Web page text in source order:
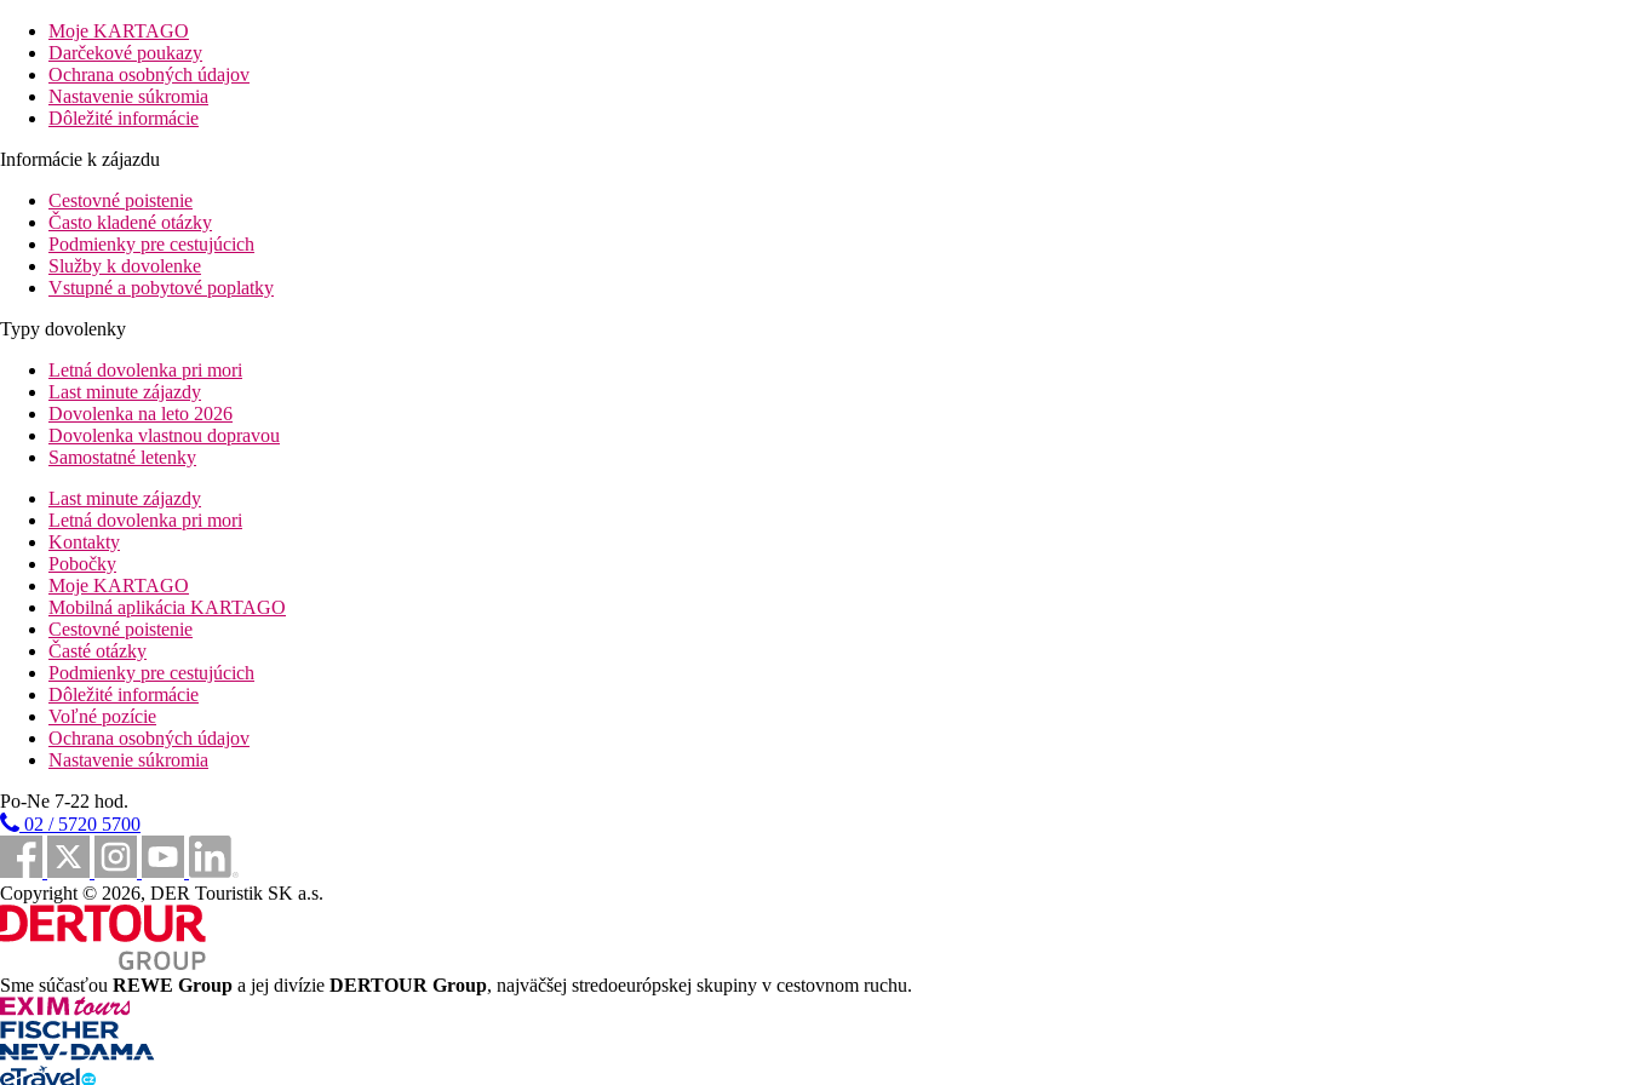
pláže: 0 mu pláže
letisko: 45 km Ercan,85 km Larnaka
centrá: 3 km
nákupných možností: 450 m
Popis izby
Štandardná izba
centrálna klimatizácia
telefón
TV
minibar (za poplatok)
trezor (za poplatok)
vlastné sociálne zariadenie (kúpeľňa, sušič vlasov, WC)
balkón alebo terasa
Informácie o hoteli
recepcia
reštaurácia
reštaurácia s obsluhou
lobby bar
bar pri bazéne
bazén (lehátka a slnečníky zadarmo)
detský bazén
Wi-Fi na recepcii (zadarmo)
Popis pláže
piesočnatá s kamienkami
lehátka a slnečníky zadarmo
osušky za poplatok
Športové aktivity za príplatok
sauna
masáže
biliard
Stravovanie
Raňajky: formou bufetu
Vzdialenosti
3 km
Centrum mesta
45 km
Vzdialenosť od najbližšieho letiska
450 m
Moje KARTAGO
Darčekové poukazy
Ochrana osobných údajov
Nastavenie súkromia
Dôležité informácie
Informácie k zájazdu
Cestovné poistenie
Často kladené otázky
Podmienky pre cestujúcich
Služby k dovolenke
Vstupné a pobytové poplatky
Typy dovolenky
Letná dovolenka pri mori
Last minute zájazdy
Dovolenka na leto 2026
Dovolenka vlastnou dopravou
Samostatné letenky
Last minute zájazdy
Letná dovolenka pri mori
Kontakty
Pobočky
Moje KARTAGO
Mobilná aplikácia KARTAGO
Cestovné poistenie
Časté otázky
Podmienky pre cestujúcich
Dôležité informácie
Voľné pozície
Ochrana osobných údajov
Nastavenie súkromia
Po-Ne 7-22 hod.
02 / 5720 5700
Copyright © 2026, DER Touristik SK a.s.
Sme súčasťou REWE Group a jej divízie DERTOUR Group, najväčšej stredoeurópskej skupiny v cestovnom ruchu.